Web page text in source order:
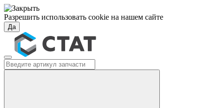
Разрешить использовать cookie на нашем сайте
Да